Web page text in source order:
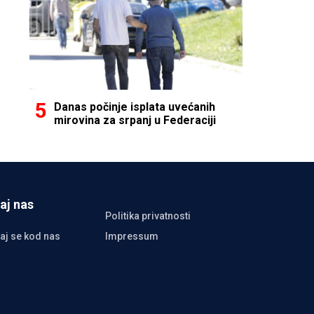
Danas počinje isplata uvećanih
mirovina za srpanj u Federaciji
nas
Politika privatnosti
se kod nas
Impressum